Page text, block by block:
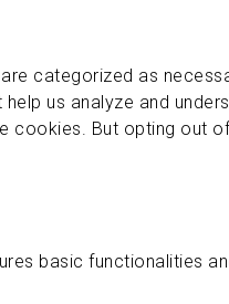
categorized as
us analyze and
cookies. But opting out
basic functionalities